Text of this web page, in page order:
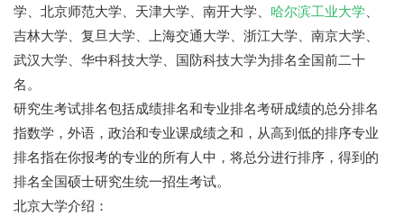
学、北京师范大学、天津大学、南开大学、 哈尔滨工业大学、
吉林大学、复旦大学、上海交通大学、浙江大学、南京大学、
武汉大学、华中科技大学、国防科技大学为排名全国前二十
名。
研究生考试排名包括成绩排名和专业排名考研成绩的总分排名
指数学，外语，政治和专业课成绩之和，从高到低的排序专业
排名指在你报考的专业的所有人中，将总分进行排序，得到的
排名全国硕士研究生统一招生考试。
北京大学介绍：